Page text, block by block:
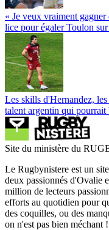
« Je veux vraiment
lice pour égaler Toulon
Les skills d'Hernandez,
talent argentin qui
Site du ministère du
Le Rugbynistere est un
deux passionnés d'Ovalie
million de lecteurs
efforts au quotidien pour
des coquilles, ou des
on n'est pas bien méchant !